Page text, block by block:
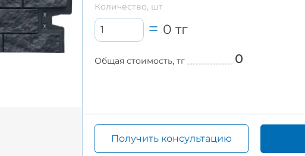
Количество, шт
0 тг
Общая стоимость, тг 0
Получить консультацию